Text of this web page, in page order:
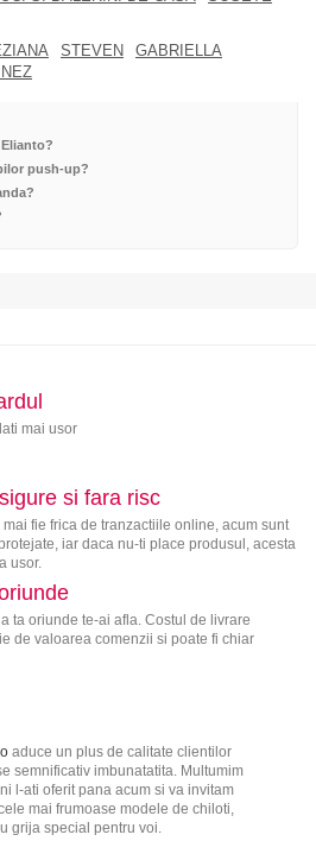
STEVEN
GABRIELLA
INEZ
push-up?
mai usor
si fara risc
fie frica de tranzactiile online, acum sunt
iar daca nu-ti place produsul, acesta
usor.
ta oriunde te-ai afla. Costul de livrare
de valoarea comenzii si poate fi chiar
aduce un plus de calitate clientilor
semnificativ imbunatatita. Multumim
l-ati oferit pana acum si va invitam
mai frumoase modele de chiloti,
grija special pentru voi.